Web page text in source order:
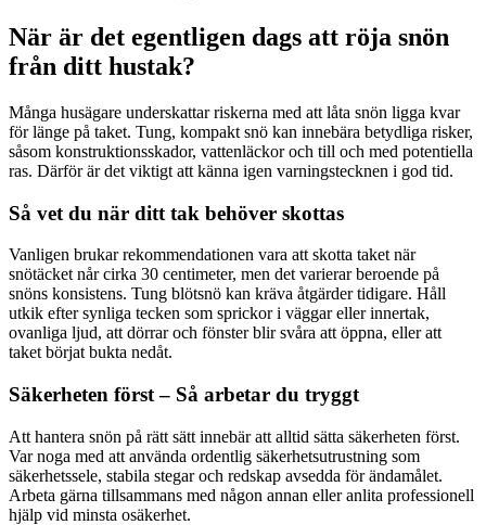
När är det egentligen dags att röja snön
från ditt hustak?
Många husägare underskattar riskerna med att låta snön ligga kvar
för länge på taket. Tung, kompakt snö kan innebära betydliga risker,
såsom konstruktionsskador, vattenläckor och till och med potentiella
ras. Därför är det viktigt att känna igen varningstecknen i god tid.
Så vet du när ditt tak behöver skottas
Vanligen brukar rekommendationen vara att skotta taket när
snötäcket når cirka 30 centimeter, men det varierar beroende på
snöns konsistens. Tung blötsnö kan kräva åtgärder tidigare. Håll
utkik efter synliga tecken som sprickor i väggar eller innertak,
ovanliga ljud, att dörrar och fönster blir svåra att öppna, eller att
taket börjat bukta nedåt.
Säkerheten först – Så arbetar du tryggt
Att hantera snön på rätt sätt innebär att alltid sätta säkerheten först.
Var noga med att använda ordentlig säkerhetsutrustning som
säkerhetssele, stabila stegar och redskap avsedda för ändamålet.
Arbeta gärna tillsammans med någon annan eller anlita professionell
hjälp vid minsta osäkerhet.